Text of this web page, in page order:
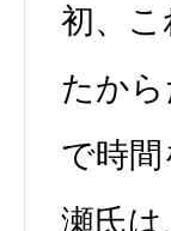
初、
たか
で時
瀬氏